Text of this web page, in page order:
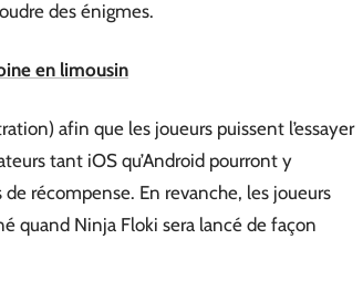
des énigmes.
en limousin
afin que les joueurs puissent l’essayer
tant iOS qu’Android pourront y
récompense. En revanche, les joueurs
quand Ninja Floki sera lancé de façon